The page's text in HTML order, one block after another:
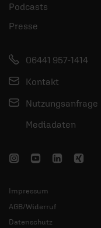
Podcasts
Presse
06441 957-1414
Kontakt
Nutzungsanfrage
Mediadaten
Impressum
AGB/Widerruf
Datenschutz